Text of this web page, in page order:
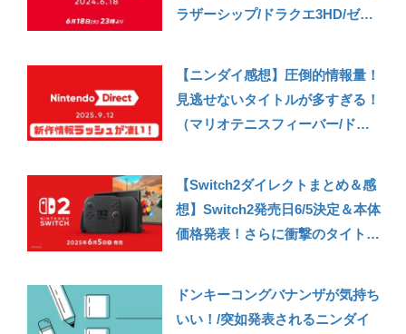
ラザーシップ/ドラクエ3HD/ゼル
面白かった【ニンテンドーダイレ
クト2024.6.18発表まとめ】
【ニンダイ感想】圧倒的情報量！
見逃せないタイトルが多すぎる！
（マリオテニスフィーバー/ドラ
2025.9.12発表まとめ】
【Switch2ダイレクトまとめ＆感
想】Switch2発売日6/5決定＆本体
価格発表！さらに衝撃のタイトル
Nintendo Switch 2 – 2025.4.2】
ドンキーコングバナンザが気持ち
いい！/突如発表されるニンダイ